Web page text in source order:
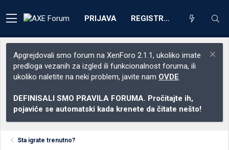
PRIJAVA REGISTRACIJA
Apgrejdovali smo forum na XenForo 2.1.1, ukoliko imate
predloga vezanih za izgled ili funkcionalnost foruma, ili
ukoliko naletite na neki problem, javite nam OVDE
DEFINISALI SMO PRAVILA FORUMA. Pročitajte ih,
pojaviće se automatski kada krenete da čitate nešto!
Sta igrate trenutno?